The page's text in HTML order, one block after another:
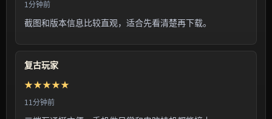
1分钟前
截图和版本信息比较直观，适合先看清楚再下载。
复古玩家
★★★★★
11分钟前